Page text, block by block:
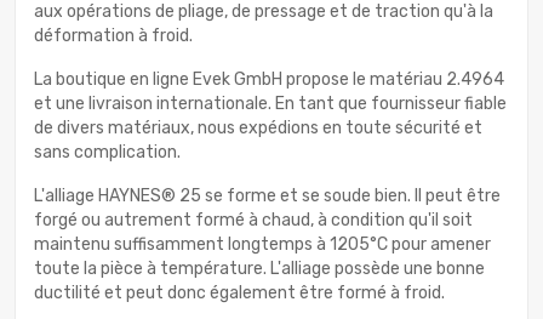
aux opérations de pliage, de pressage et de traction qu'à la
déformation à froid.
La boutique en ligne Evek GmbH propose le matériau 2.4964
et une livraison internationale. En tant que fournisseur fiable
de divers matériaux, nous expédions en toute sécurité et
sans complication.
L'alliage HAYNES® 25 se forme et se soude bien. Il peut être
forgé ou autrement formé à chaud, à condition qu'il soit
maintenu suffisamment longtemps à 1205°C pour amener
toute la pièce à température. L'alliage possède une bonne
ductilité et peut donc également être formé à froid.